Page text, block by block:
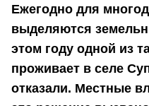
Ежегодно для
выделяются
этом году одной из
проживает в селе
отказали. Местные